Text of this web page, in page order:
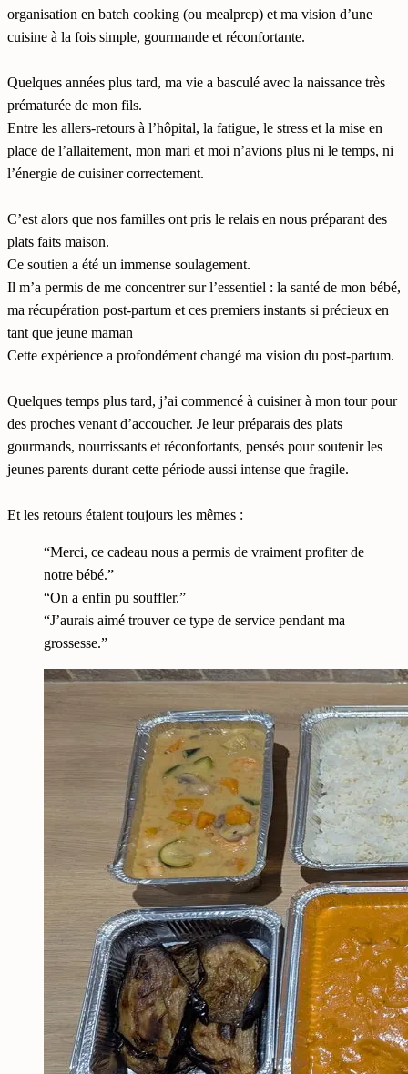
organisation en batch cooking (ou mealprep) et ma vision d’une
cuisine à la fois simple, gourmande et réconfortante.
Quelques années plus tard, ma vie a basculé avec la naissance très
prématurée de mon fils.
Entre les allers-retours à l’hôpital, la fatigue, le stress et la mise en
place de l’allaitement, mon mari et moi n’avions plus ni le temps, ni
l’énergie de cuisiner correctement.
C’est alors que nos familles ont pris le relais en nous préparant des
plats faits maison.
Ce soutien a été un immense soulagement.
Il m’a permis de me concentrer sur l’essentiel : la santé de mon bébé,
ma récupération post-partum et ces premiers instants si précieux en
tant que jeune maman
Cette expérience a profondément changé ma vision du post-partum.
Quelques temps plus tard, j’ai commencé à cuisiner à mon tour pour
des proches venant d’accoucher. Je leur préparais des plats
gourmands, nourrissants et réconfortants, pensés pour soutenir les
jeunes parents durant cette période aussi intense que fragile.
Et les retours étaient toujours les mêmes :
“Merci, ce cadeau nous a permis de vraiment profiter de
notre bébé.”
“On a enfin pu souffler.”
“J’aurais aimé trouver ce type de service pendant ma
grossesse.”